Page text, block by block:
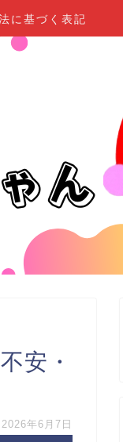
に基づく表記
安・
年6月7日